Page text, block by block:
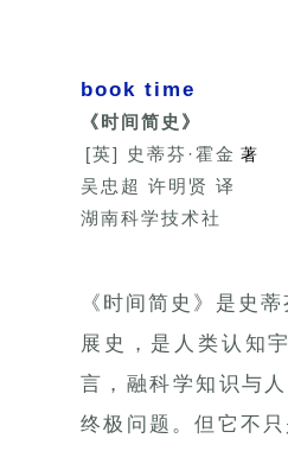
book time
《时间简史》
[英] 史蒂芬·霍金 著
吴忠超 许明贤 译
湖南科学技术社
《时间简史》是史
展史，是人类认知
言，融科学知识与
终极问题。但它不